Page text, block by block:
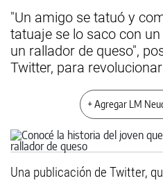
"Un amigo se tatuó y
tatuaje se lo saco con
un rallador de queso",
Twitter, para
+ Agregar LM
Una publicación de Twitter,